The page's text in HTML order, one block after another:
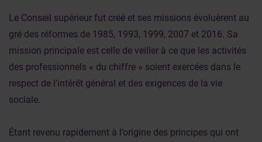
Le Conseil supérieur fut créé et ses missions évoluèrent au
gré des réformes de 1985, 1993, 1999, 2007 et 2016. Sa
mission principale est celle de veiller à ce que les activités
des professionnels « du chiffre » soient exercées dans le
respect de l'intérêt général et des exigences de la vie
sociale.
Étant revenu rapidement à l’origine des principes qui ont